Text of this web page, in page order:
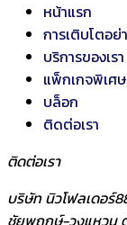
หน้าแรก
การเติบโตอย่
บริการของเรา
แพ็กเกจพิเศษ
บล็อก
ติดต่อเรา
ติดต่อเรา
บริษัท นิวโฟลเดอร์
ชัยพฤกษ์-วงแหวน